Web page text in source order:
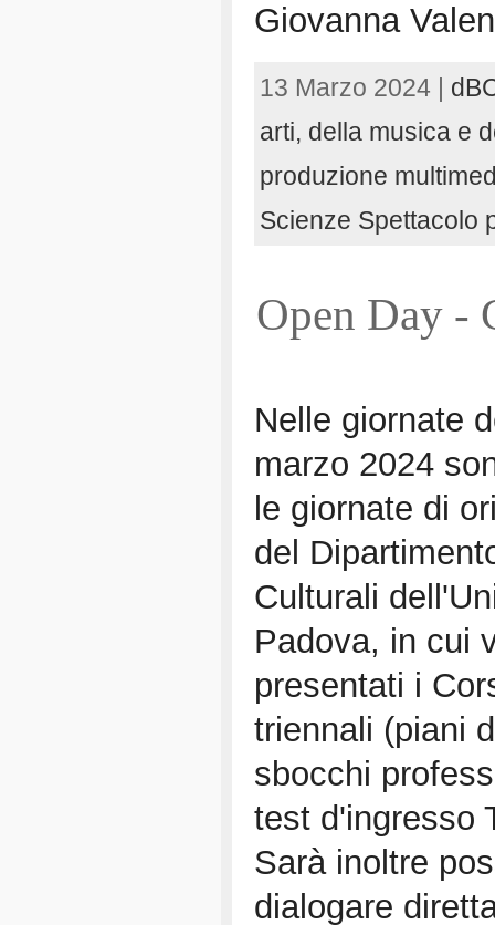
Giovanna
13 Marzo 2024 |
arti, della musica e
produzione
Scienze Spettacolo
Open Day -
Nelle giornate
marzo 2024
le giornate di
del
Culturali
Padova, in cui
presentati i
triennali (piani
sbocchi
test d'ingresso
Sarà inoltre
dialogare